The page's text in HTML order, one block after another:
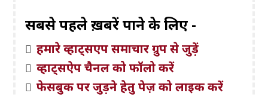
सबसे पहले ख़बरें पाने के लिए -
हमारे व्हाट्सएप समाचार ग्रुप से जुड़ें
व्हाट्सऐप चैनल को फॉलो करें
फेसबुक पर जुड़ने हेतु पेज़ को लाइक करें